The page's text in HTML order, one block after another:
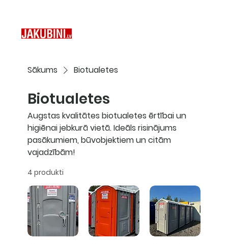
Sākums Biotualetes
Biotualetes
Augstas kvalitātes biotualetes ērtībai un
higiēnai jebkurā vietā. Ideāls risinājums
pasākumiem, būvobjektiem un citām
vajadzībām!
4 produkti